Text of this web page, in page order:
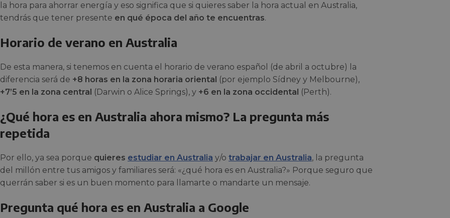
la hora para ahorrar energía y eso significa que si quieres saber la hora actual en Australia,
tendrás que tener presente en qué época del año te encuentras.
Horario de verano en Australia
De esta manera, si tenemos en cuenta el horario de verano español (de abril a octubre) la
diferencia será de +8 horas en la zona horaria oriental (por ejemplo Sídney y Melbourne),
+7’5 en la zona central (Darwin o Alice Springs), y +6 en la zona occidental (Perth).
¿Qué hora es en Australia ahora mismo? La pregunta más
repetida
Por ello, ya sea porque quieres estudiar en Australia y/o trabajar en Australia, la pregunta
del millón entre tus amigos y familiares será: «¿qué hora es en Australia?» Porque seguro que
querrán saber si es un buen momento para llamarte o mandarte un mensaje.
Pregunta qué hora es en Australia a Google